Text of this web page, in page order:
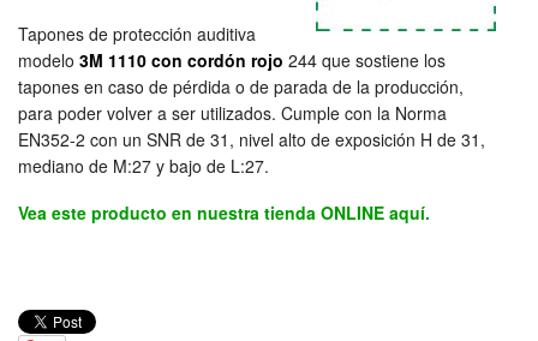
Tapones de protección auditiva
modelo 3M 1110 con cordón rojo 244 que sostiene los
tapones en caso de pérdida o de parada de la producción,
para poder volver a ser utilizados. Cumple con la Norma
EN352-2 con un SNR de 31, nivel alto de exposición H de 31,
mediano de M:27 y bajo de L:27.
Vea este producto en nuestra tienda ONLINE aquí.